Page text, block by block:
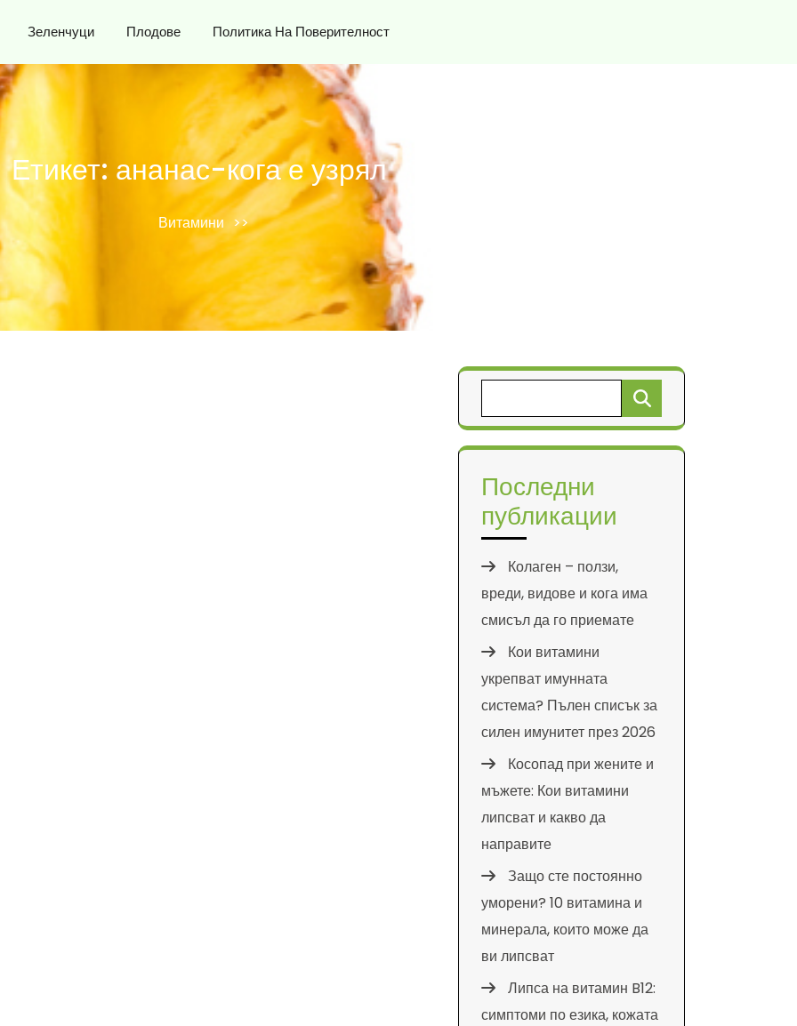
Зеленчуци Плодове Политика На Поверителност
Етикет: ананас-кога е узрял
Витамини >>
за:
Последни
публикации
Колаген – ползи,
вреди, видове и кога има
смисъл да го приемате
Кои витамини
укрепват имунната
система? Пълен списък за
силен имунитет през 2026
Косопад при жените и
мъжете: Кои витамини
липсват и какво да
направите
Защо сте постоянно
уморени? 10 витамина и
минерала, които може да
ви липсват
Липса на витамин B12:
симптоми по езика, кожата